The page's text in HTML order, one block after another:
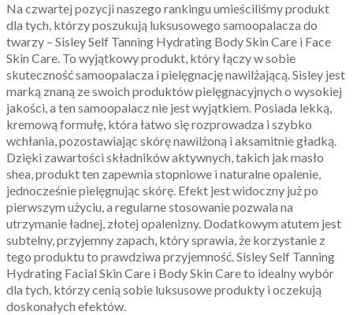
Na czwartej pozycji naszego rankingu umieściliśmy produkt
dla tych, którzy poszukują luksusowego samoopalacza do
twarzy – Sisley Self Tanning Hydrating Body Skin Care i Face
Skin Care. To wyjątkowy produkt, który łączy w sobie
skuteczność samoopalacza i pielęgnację nawilżającą. Sisley jest
marką znaną ze swoich produktów pielęgnacyjnych o wysokiej
jakości, a ten samoopalacz nie jest wyjątkiem. Posiada lekką,
kremową formułę, która łatwo się rozprowadza i szybko
wchłania, pozostawiając skórę nawilżoną i aksamitnie gładką.
Dzięki zawartości składników aktywnych, takich jak masło
shea, produkt ten zapewnia stopniowe i naturalne opalenie,
jednocześnie pielęgnując skórę. Efekt jest widoczny już po
pierwszym użyciu, a regularne stosowanie pozwala na
utrzymanie ładnej, złotej opalenizny. Dodatkowym atutem jest
subtelny, przyjemny zapach, który sprawia, że korzystanie z
tego produktu to prawdziwa przyjemność. Sisley Self Tanning
Hydrating Facial Skin Care i Body Skin Care to idealny wybór
dla tych, którzy cenią sobie luksusowe produkty i oczekują
doskonałych efektów.